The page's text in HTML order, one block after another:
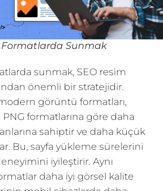
Formatlarda Sunmak
sunmak, SEO resim
önemli bir stratejidir.
görüntü formatları,
formatlarına göre daha
sahiptir ve daha küçük
Bu, sayfa yükleme sürelerini
iyileştirir. Aynı
daha iyi görsel kalite